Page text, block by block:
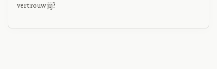
vertrouw jij?